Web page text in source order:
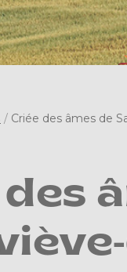
/ Criée des âmes de